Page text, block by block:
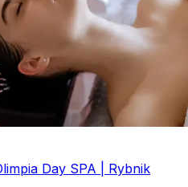
Day SPA | Rybnik